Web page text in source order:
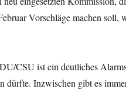
Vorschläge machen soll,
CSU ist ein deutliches
dürfte. Inzwischen gibt es